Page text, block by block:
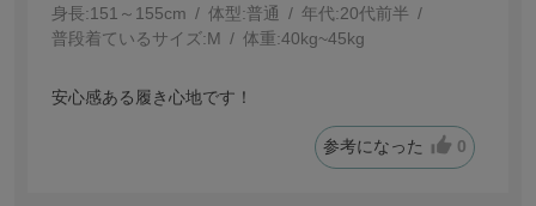
身長:151～155cm 体型:普通 年代:20代前半
普段着ているサイズ:M 体重:40kg~45kg
安心感ある履き心地です！
参考になった 0